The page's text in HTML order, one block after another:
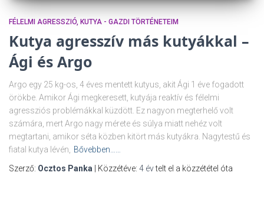
FÉLELMI AGRESSZIÓ KUTYA - GAZDI TÖRTÉNETEIM
Kutya agresszív más kutyákkal –
Ági és Argo
Argo egy 25 kg-os, 4 éves mentett kutyus, akit Ági 1 éve fogadott
örökbe. Amikor Ági megkeresett, kutyája reaktív és félelmi
agressziós problémákkal küzdött. Ez nagyon megterhelő volt
számára, mert Argo nagy mérete és súlya miatt nehéz volt
megtartani, amikor séta közben kitört más kutyákra. Nagytestű és
fiatal kutya lévén,
Bővebben……
Szerző: Ocztos Panka | Közzétéve: 4 évtelt el a közzététel óta